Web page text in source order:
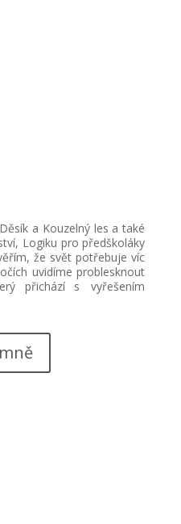
a Kouzelný les a také
Logiku pro předškoláky
že svět potřebuje víc
uvidíme problesknout
přichází s vyřešením